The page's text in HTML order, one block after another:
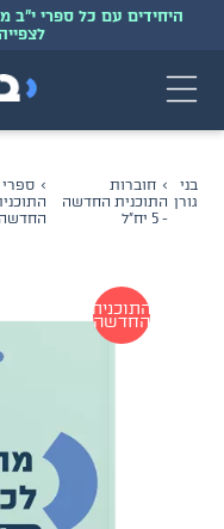
היחידים עם כל ספרי י״ב מאושרים
ספרי
החדשה
חוברות
התוכנית החדשה
- 5 יח״ל
בני
גורן
התוכנית
החדשה